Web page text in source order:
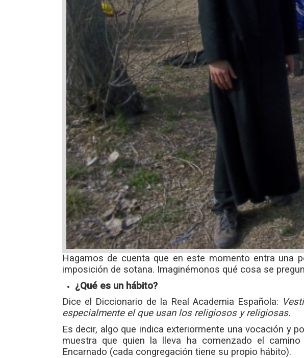
Hagamos de cuenta que en este momento entra una
imposición de sotana. Imaginémonos qué cosa se
¿Qué es un hábito?
Dice el Diccionario de la Real Academia Española:
especialmente el que usan los religiosos y religiosas.
Es decir, algo que indica exteriormente una vocación y
muestra que quien la lleva ha comenzado el
Encarnado (cada congregación tiene su propio hábito).